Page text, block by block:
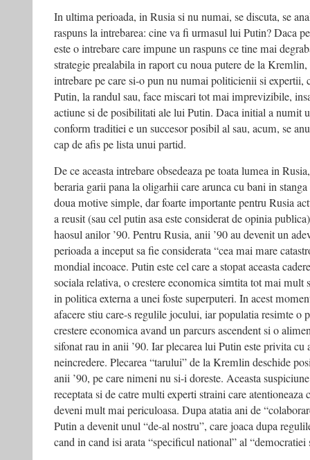
Iasi,
1
noiembrie
In ultima perioada, in Rusia si nu numai, se discuta, se
raspuns la intrebarea: cine va fi urmasul lui Putin? Daca
este o intrebare care impune un raspuns ce tine mai
strategie prealabila in raport cu noua putere de la
intrebare pe care si-o pun nu numai politicienii si expertii,
Putin, la randul sau, face miscari tot mai imprevizibile,
actiune si de posibilitati ale lui Putin. Daca initial a numit
conform traditiei e un succesor posibil al sau, acum, se
cap de afis pe lista unui partid.
De ce aceasta intrebare obsedeaza pe toata lumea in
beraria garii pana la oligarhii care arunca cu bani in
doua motive simple, dar foarte importante pentru Rusia
a reusit (sau cel putin asa este considerat de opinia
haosul anilor ’90. Pentru Rusia, anii ’90 au devenit un
perioada a inceput sa fie considerata “cea mai mare
mondial incoace. Putin este cel care a stopat aceasta
sociala relativa, o crestere economica simtita tot mai mult
in politica externa a unei foste superputeri. In acest
afacere stiu care-s regulile jocului, iar populatia resimte o
crestere economica avand un parcurs ascendent si o
sifonat rau in anii ’90. Iar plecarea lui Putin este privita cu
neincredere. Plecarea “tarului” de la Kremlin deschide
anii ’90, pe care nimeni nu si-i doreste. Aceasta
receptata si de catre multi experti straini care atentioneaza
deveni mult mai periculoasa. Dupa atatia ani de
Putin a devenit unul “de-al nostru”, care joaca dupa
cand in cand isi arata “specificul national” al “democratiei